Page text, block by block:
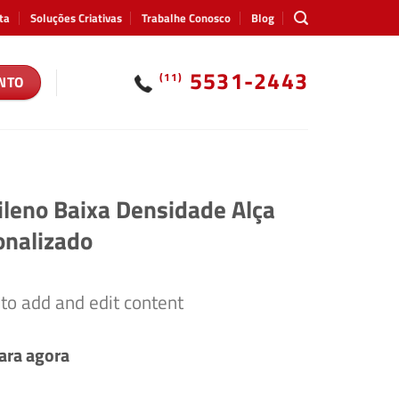
Soluções Criativas Trabalhe Conosco Blog
(11) 5531-2443
Baixa Densidade Alça
add and edit content
agora